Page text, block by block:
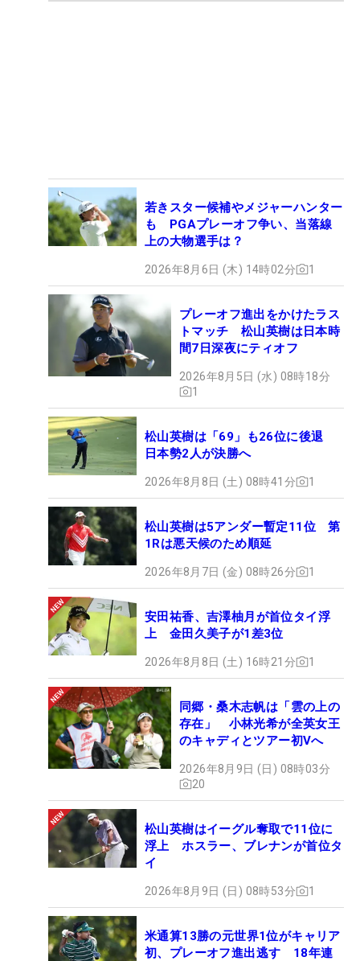
若きスター候補やメジャーハンター
も PGAプレーオフ争い、当落線
上の大物選手は？
2026年8月6日 (木) 14時02分 1
プレーオフ進出をかけたラス
トマッチ 松山英樹は日本時
間7日深夜にティオフ
2026年8月5日 (水) 08時18分
1
松山英樹は「69」も26位に後退
日本勢2人が決勝へ
2026年8月8日 (土) 08時41分 1
松山英樹は5アンダー暫定11位 第
1Rは悪天候のため順延
2026年8月7日 (金) 08時26分 1
安田祐香、吉澤柚月が首位タイ浮
上 金田久美子が1差3位
2026年8月8日 (土) 16時21分 1
同郷・桑木志帆は「雲の上の
存在」 小林光希が全英女王
のキャディとツアー初Vへ
2026年8月9日 (日) 08時03分
20
松山英樹はイーグル奪取で11位に
浮上 ホスラー、ブレナンが首位タ
イ
2026年8月9日 (日) 08時53分 1
米通算13勝の元世界1位がキャリア
初、プレーオフ進出逃す 18年連